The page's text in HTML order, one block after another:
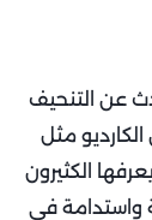
عن التنحيف
الكارديو مثل
الكثيرون
واستدامة في